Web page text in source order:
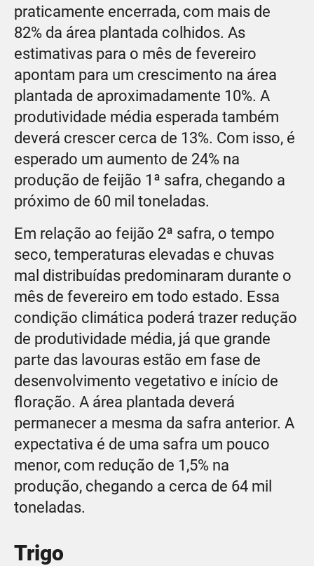
praticamente encerrada, com mais de
82% da área plantada colhidos. As
estimativas para o mês de fevereiro
apontam para um crescimento na área
plantada de aproximadamente 10%. A
produtividade média esperada também
deverá crescer cerca de 13%. Com isso, é
esperado um aumento de 24% na
produção de feijão 1ª safra, chegando a
próximo de 60 mil toneladas.
Em relação ao feijão 2ª safra, o tempo
seco, temperaturas elevadas e chuvas
mal distribuídas predominaram durante o
mês de fevereiro em todo estado. Essa
condição climática poderá trazer redução
de produtividade média, já que grande
parte das lavouras estão em fase de
desenvolvimento vegetativo e início de
floração. A área plantada deverá
permanecer a mesma da safra anterior. A
expectativa é de uma safra um pouco
menor, com redução de 1,5% na
produção, chegando a cerca de 64 mil
toneladas.
Trigo